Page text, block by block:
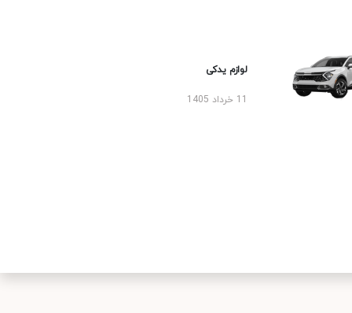
لوازم یدکی